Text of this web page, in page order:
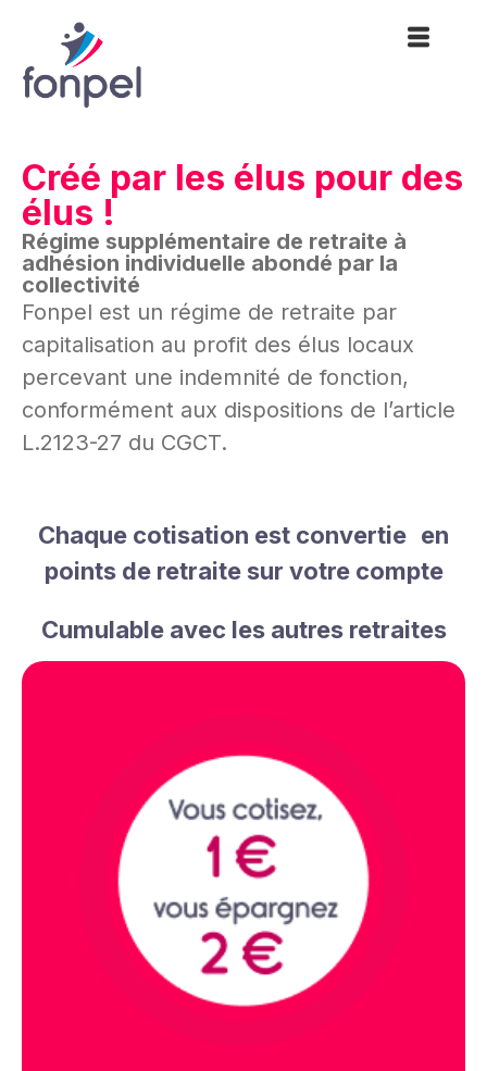
Créé par les élus pour des
élus !
Régime supplémentaire de retraite à
adhésion individuelle abondé par la
collectivité
Fonpel est un régime de retraite par
capitalisation au profit des élus locaux
percevant une indemnité de fonction,
conformément aux dispositions de l’article
L.2123-27 du CGCT.
Chaque cotisation est convertie en
points de retraite sur votre compte
Cumulable avec les autres retraites